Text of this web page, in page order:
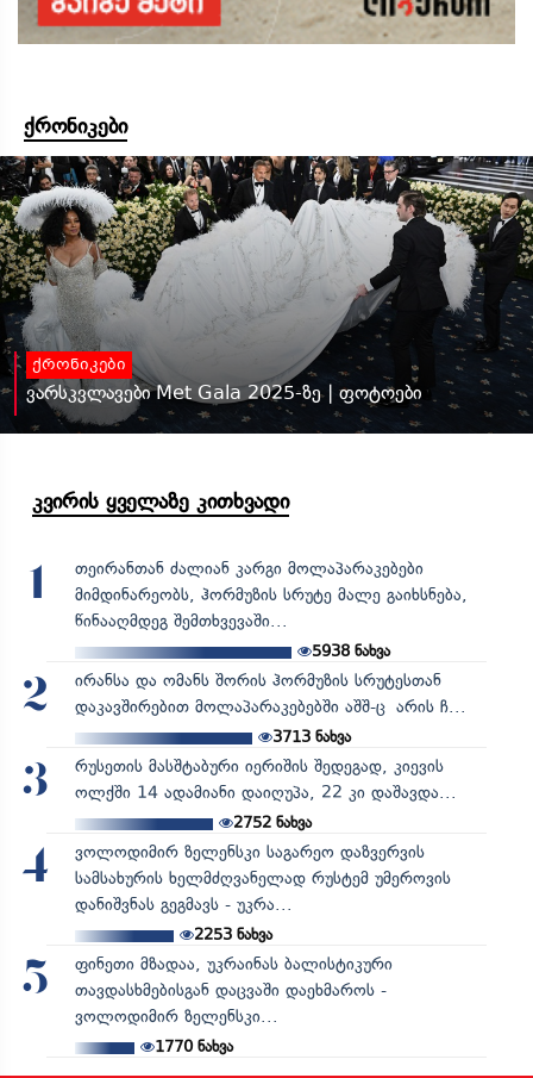
ქრონიკები
ქრონიკები
ვარსკვლავები Met Gala 2025-ზე | ფოტოები
კვირის ყველაზე კითხვადი
1
თეირანთან ძალიან კარგი მოლაპარაკებები
მიმდინარეობს, ჰორმუზის სრუტე მალე გაიხსნება,
წინააღმდეგ შემთხვევაში...
5938 ნახვა
2
ირანსა და ომანს შორის ჰორმუზის სრუტესთან
დაკავშირებით მოლაპარაკებებში აშშ-ც არის ჩ...
3713ნახვა
3
რუსეთის მასშტაბური იერიშის შედეგად, კიევის
ოლქში 14 ადამიანი დაიღუპა, 22 კი დაშავდა...
2752ნახვა
4
ვოლოდიმირ ზელენსკი საგარეო დაზვერვის
სამსახურის ხელმძღვანელად რუსტემ უმეროვის
დანიშვნას გეგმავს - უკრა...
2253ნახვა
5
ფინეთი მზადაა, უკრაინას ბალისტიკური
თავდასხმებისგან დაცვაში დაეხმაროს -
ვოლოდიმირ ზელენსკი...
1770ნახვა